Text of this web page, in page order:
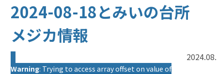
2024-08-18とみいの台所
メジカ情報
Warning: Trying to access array offset on value of